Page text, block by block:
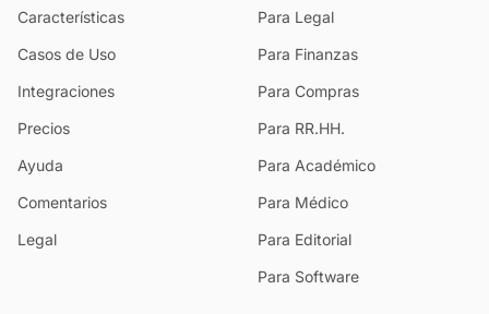
Características
Casos de Uso
Integraciones
Precios
Ayuda
Comentarios
Legal
Para Legal
Para Finanzas
Para Compras
Para RR.HH.
Para Académico
Para Médico
Para Editorial
Para Software